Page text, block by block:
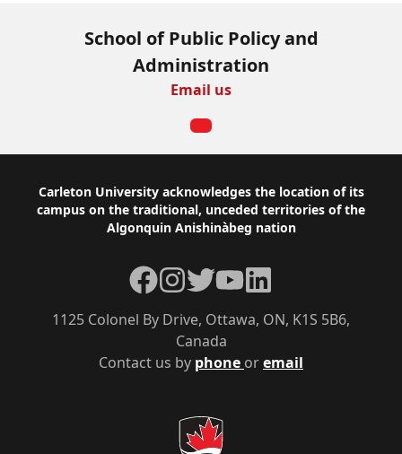
School of Public Policy and
Administration
Email us
Footer
Carleton University acknowledges the location of its
campus on the traditional, unceded territories of the
Algonquin Anishinàbeg nation
Contact us by phone oremail
1125 Colonel By Drive, Ottawa, ON, K1S 5B6,
Canada
Facebook
Instagram
TwitterYouTubeLinkedIn